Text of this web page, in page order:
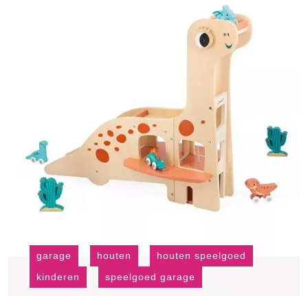
garage houten
houten speelgoed
kinderen
speelgoed garage